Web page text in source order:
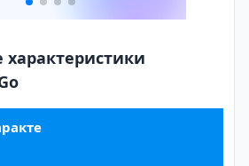
характеристики